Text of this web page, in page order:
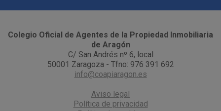
Colegio Oficial de Agentes de la Propiedad Inmobiliaria
de Aragón
C/ San Andrés nº 6, local
50001 Zaragoza - Tfno: 976 391 692
info@coapiaragon.es
Aviso legal
Política de privacidad